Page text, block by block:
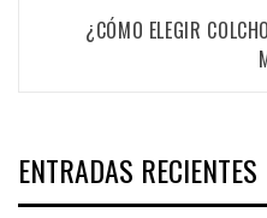
¿CÓMO ELEGIR
ENTRADAS RECIENTES